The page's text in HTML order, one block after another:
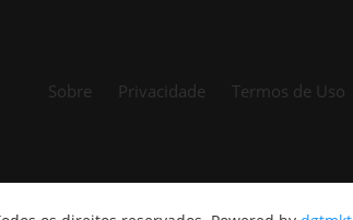
Sobre Privacidade Termos de Uso